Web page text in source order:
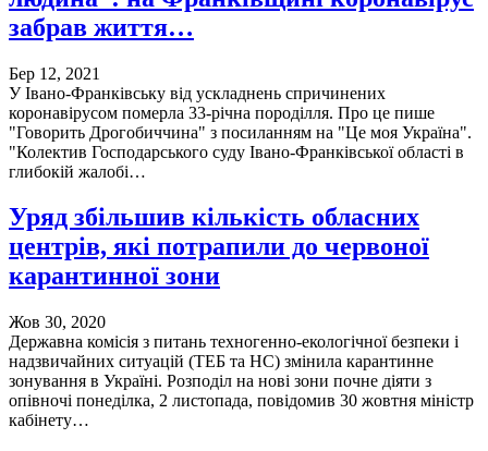
забрав життя…
Бер 12, 2021
У Івано-Франківську від ускладнень спричинених
коронавірусом померла 33-річна породілля. Про це пише
"Говорить Дрогобиччина" з посиланням на "Це моя Україна".
"Колектив Господарського суду Івано-Франківської області в
глибокій жалобі…
Уряд збільшив кількість обласних
центрів, які потрапили до червоної
карантинної зони
Жов 30, 2020
Державна комісія з питань техногенно-екологічної безпеки і
надзвичайних ситуацій (ТЕБ та НС) змінила карантинне
зонування в Україні. Розподіл на нові зони почне діяти з
опівночі понеділка, 2 листопада, повідомив 30 жовтня міністр
кабінету…